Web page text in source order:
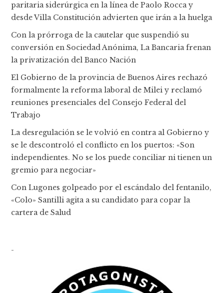
paritaria siderúrgica en la línea de Paolo Rocca y
desde Villa Constitución advierten que irán a la huelga
Con la prórroga de la cautelar que suspendió su
conversión en Sociedad Anónima, La Bancaria frenan
la privatización del Banco Nación
El Gobierno de la provincia de Buenos Aires rechazó
formalmente la reforma laboral de Milei y reclamó
reuniones presenciales del Consejo Federal del
Trabajo
La desregulación se le volvió en contra al Gobierno y
se le descontroló el conflicto en los puertos: «Son
independientes. No se los puede conciliar ni tienen un
gremio para negociar»
Con Lugones golpeado por el escándalo del fentanilo,
«Colo» Santilli agita a su candidato para copar la
cartera de Salud
-